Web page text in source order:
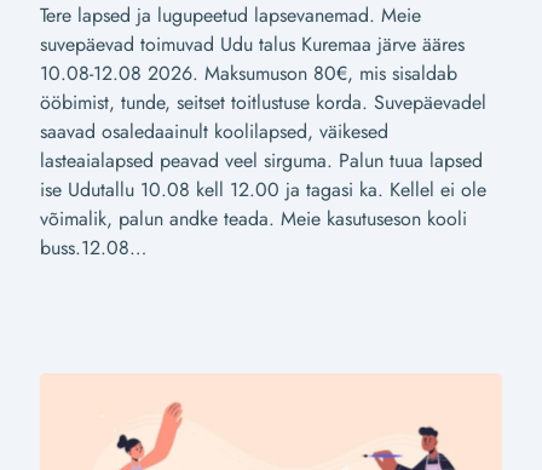
Tere lapsed ja lugupeetud lapsevanemad. Meie
suvepäevad toimuvad Udu talus Kuremaa järve ääres
10.08-12.08 2026. Maksumuson 80€, mis sisaldab
ööbimist, tunde, seitset toitlustuse korda. Suvepäevadel
saavad osaledaainult koolilapsed, väikesed
lasteaialapsed peavad veel sirguma. Palun tuua lapsed
ise Udutallu 10.08 kell 12.00 ja tagasi ka. Kellel ei ole
võimalik, palun andke teada. Meie kasutuseson kooli
buss.12.08…